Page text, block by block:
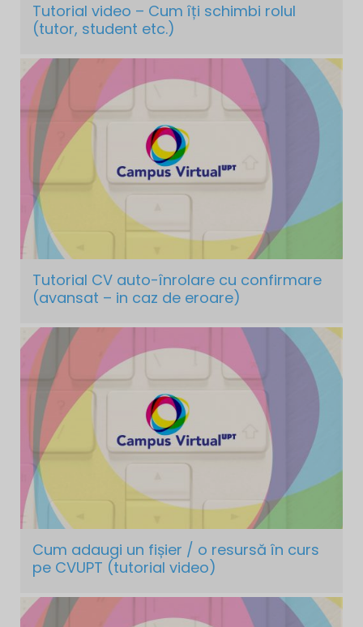
Tutorial video – Cum îți schimbi rolul
(tutor, student etc.)
Tutorial CV auto-înrolare cu confirmare
(avansat – in caz de eroare)
Cum adaugi un fișier / o resursă în curs
pe CVUPT (tutorial video)